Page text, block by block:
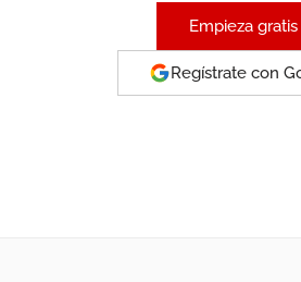
Empieza gratis
Regístrate con